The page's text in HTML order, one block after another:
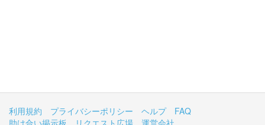
利用規約 プライバシーポリシー ヘルプ
FAQ
助け合い掲示板
リクエスト広場 運営会社